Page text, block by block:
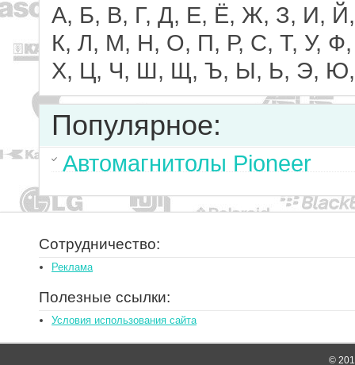
А, Б, В, Г, Д, Е, Ё, Ж, З, И, Й,
К, Л, М, Н, О, П, Р, С, Т, У, Ф,
Х, Ц, Ч, Ш, Щ, Ъ, Ы, Ь, Э,
Популярное:
Автомагнитолы Pioneer
Сотрудничество:
Реклама
Полезные ссылки:
Условия использования сайта
©